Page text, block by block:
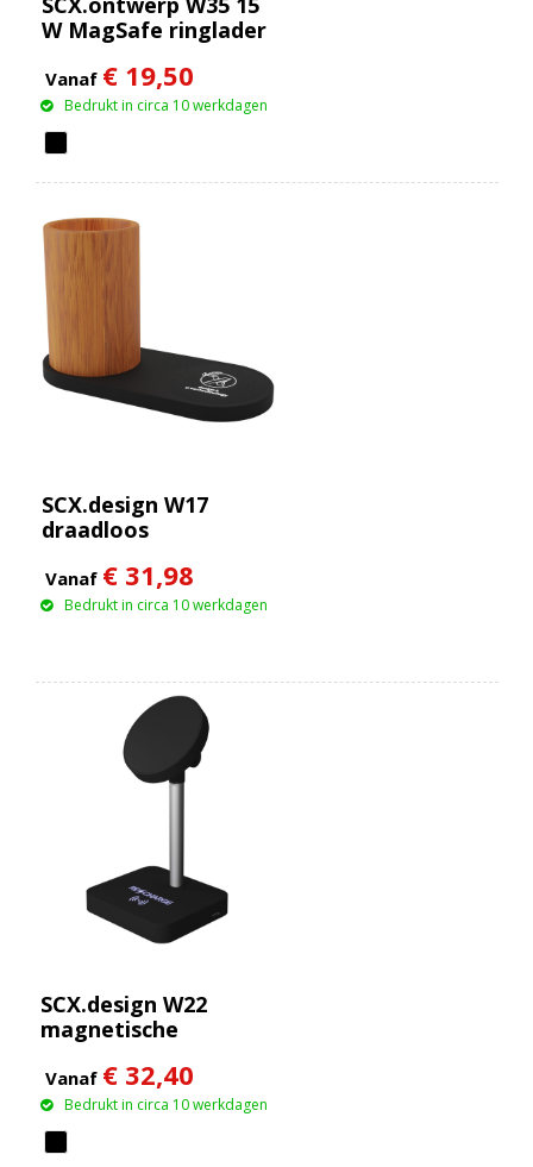
W MagSafe ringlader
Vanaf € 19,50
Bedrukt in circa 10 werkdagen
SCX.design W17
draadloos
W met oplichtend
logo en
Vanaf € 31,98
Bedrukt in circa 10 werkdagen
SCX.design W22
magnetische
15 W + 5 W
Vanaf € 32,40
Bedrukt in circa 10 werkdagen